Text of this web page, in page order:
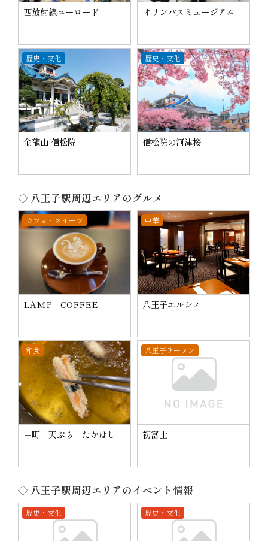
西放射線ユーロード オリンパスミュージアム
歴史・文化
金龍山 信松院
歴史・文化
信松院の河津桜
◇ 八王子駅周辺エリアのグルメ
カフェ・スイーツ
LAMP COFFEE
中華
八王子エルシィ
和食
中町 天ぷら たかはし
八王子ラーメン
初富士
◇ 八王子駅周辺エリアのイベント情報
歴史・文化 歴史・文化